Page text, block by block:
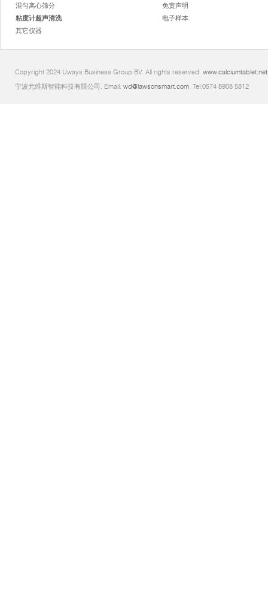
混匀离心筛分
粘度计超声清洗
其它仪器
免责声明
电子样本
Copyright 2024 Uways Business Group BV. All rights reserved. www.calciumtablet.net
宁波尤维斯智能科技有限公司. Email: wd@lawsonsmart.com. Tel:0574 8908 5812